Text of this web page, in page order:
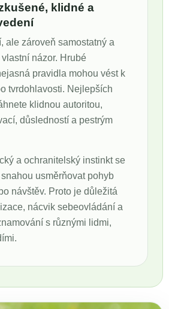
klidné a
ale zároveň samostatný a
názor. Hrubé
pravidla mohou vést k
tvrdohlavosti. Nejlepších
klidnou autoritou,
důsledností a pestrým
a ochranitelský instinkt se
usměrňovat pohyb
návštěv. Proto je důležitá
nácvik sebeovládání a
s různými lidmi,